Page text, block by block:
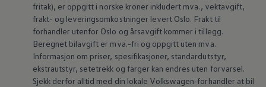
fritak), er oppgitt i norske kroner inkludert mva., vektavgift,
frakt- og leveringsomkostninger levert Oslo. Frakt til
forhandler utenfor Oslo og årsavgift kommer i tillegg.
Beregnet bilavgift er mva.-fri og oppgitt uten mva.
Informasjon om priser, spesifikasjoner, standardutstyr,
ekstrautstyr, setetrekk og farger kan endres uten forvarsel.
Sjekk derfor alltid med din lokale Volkswagen‑forhandler at bil